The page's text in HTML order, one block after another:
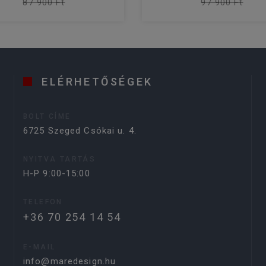
87 900 Ft
97 900 Ft
ELÉRHETŐSÉGEK
6725 Szeged Csókai u. 4.
H-P 9:00-15:00
+36 70 254 14 54
info@maredesign.hu